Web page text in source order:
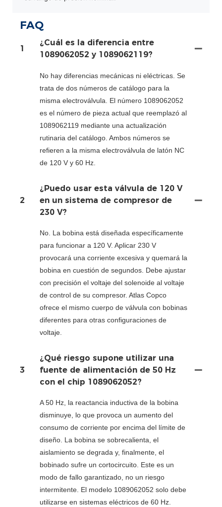
FAQ
1
¿Cuál es la diferencia entre
1089062052 y 1089062119?
No hay diferencias mecánicas ni eléctricas. Se
trata de dos números de catálogo para la
misma electroválvula. El número 1089062052
es el número de pieza actual que reemplazó al
1089062119 mediante una actualización
rutinaria del catálogo. Ambos números se
refieren a la misma electroválvula de latón NC
de 120 V y 60 Hz.
2
¿Puedo usar esta válvula de 120 V
en un sistema de compresor de
230 V?
No. La bobina está diseñada específicamente
para funcionar a 120 V. Aplicar 230 V
provocará una corriente excesiva y quemará la
bobina en cuestión de segundos. Debe ajustar
con precisión el voltaje del solenoide al voltaje
de control de su compresor. Atlas Copco
ofrece el mismo cuerpo de válvula con bobinas
diferentes para otras configuraciones de
voltaje.
3
¿Qué riesgo supone utilizar una
fuente de alimentación de 50 Hz
con el chip 1089062052?
A 50 Hz, la reactancia inductiva de la bobina
disminuye, lo que provoca un aumento del
consumo de corriente por encima del límite de
diseño. La bobina se sobrecalienta, el
aislamiento se degrada y, finalmente, el
bobinado sufre un cortocircuito. Este es un
modo de fallo garantizado, no un riesgo
intermitente. El modelo 1089062052 solo debe
utilizarse en sistemas eléctricos de 60 Hz.